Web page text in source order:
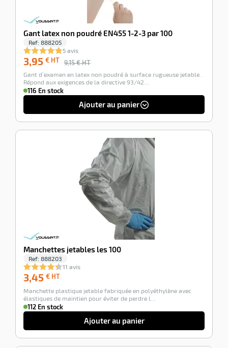
Gant latex non poudré EN455 1-2-3 par 100
Ref: 888205
5 avis
3,95 € HT 9,15 € HT
Gant d’examen en latex non poudré à surface rugueuse jetable .
Répond aux exigences de la directive 93/42…
116 En stock
Ajouter au panier
Manchettes jetables les 100
Ref: 888203
11 avis
3,45 € HT
HT
Manchette plastique jetable fabriquée en polyéthylène avec
élastiques de maintien pour éviter de perdre l…
112 En stock
Ajouter au panier